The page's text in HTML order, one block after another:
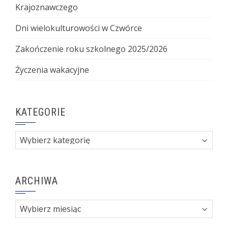
Krajoznawczego
Dni wielokulturowości w Czwórce
Zakończenie roku szkolnego 2025/2026
Życzenia wakacyjne
KATEGORIE
Kategorie
ARCHIWA
Archiwa